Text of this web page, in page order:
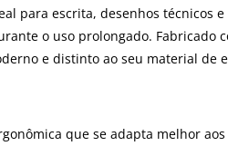
para escrita, desenhos
o uso prolongado.
e distinto ao seu material
que se adapta melhor